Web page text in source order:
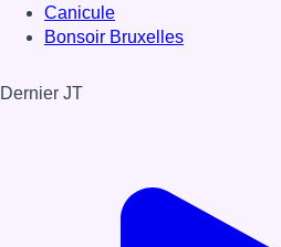
Canicule
Bonsoir Bruxelles
Dernier JT